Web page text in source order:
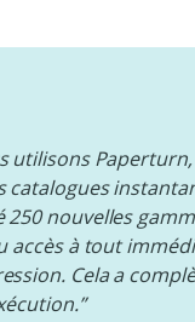
utilisons
catalogues
250 nouvelles
accès à tout
Cela a